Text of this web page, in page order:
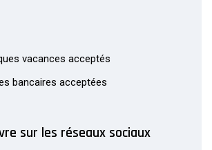
vacances acceptés
bancaires acceptées
sur les réseaux sociaux